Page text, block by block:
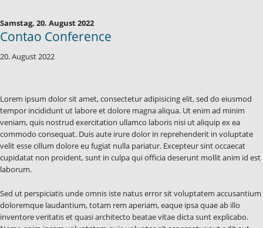
Samstag, 20. August 2022
Contao Conference
20. August 2022
Lorem ipsum dolor sit amet, consectetur adipisicing elit, sed do eiusmod
tempor incididunt ut labore et dolore magna aliqua. Ut enim ad minim
veniam, quis nostrud exercitation ullamco laboris nisi ut aliquip ex ea
commodo consequat. Duis aute irure dolor in reprehenderit in voluptate
velit esse cillum dolore eu fugiat nulla pariatur. Excepteur sint occaecat
cupidatat non proident, sunt in culpa qui officia deserunt mollit anim id est
laborum.
Sed ut perspiciatis unde omnis iste natus error sit voluptatem accusantium
doloremque laudantium, totam rem aperiam, eaque ipsa quae ab illo
inventore veritatis et quasi architecto beatae vitae dicta sunt explicabo.